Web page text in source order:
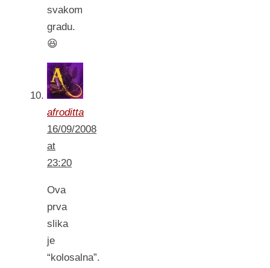
svakom
gradu.
😆
afroditta
16/09/2008
at
23:20
Ova
prva
slika
je
“kolosalna”.